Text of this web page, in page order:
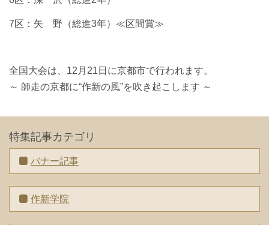
7区：矢 野（総進3年）≪区間賞≫
全国大会は、12月21日に京都市で行われます。
～ 師走の京都に“作新の風”を吹き起こします ～
特集記事カテゴリ
バナー記事
作新学院